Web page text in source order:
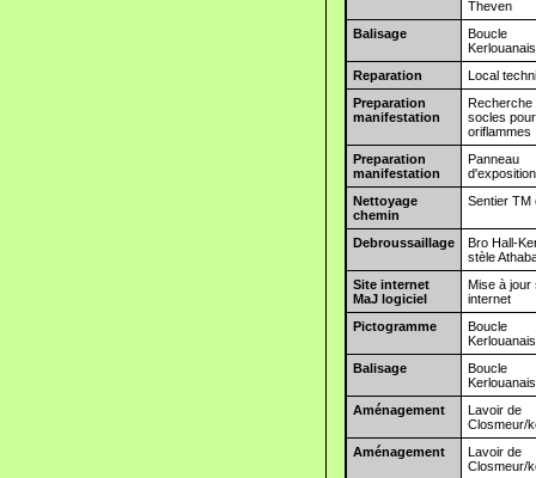
Theven
Balisage
Boucle
Reparation
Local
Preparation
manifestation
Recherche
socles pour
oriflammes
Preparation
manifestation
Panneau
d'exposition
Nettoyage
chemin
Sentier TM
Debroussaillage
Bro Hall-
stèle
Site internet
MaJ logiciel
Mise à jour
internet
Pictogramme
Boucle
Balisage
Boucle
Aménagement
Lavoir de
Closmeur/
Aménagement
Lavoir de
Closmeur/